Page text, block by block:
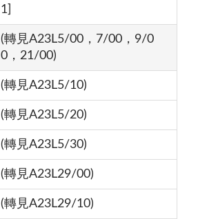
1]
(轉見A23L5/00，7/00，9/0
0，21/00)
(轉見A23L5/10)
(轉見A23L5/20)
(轉見A23L5/30)
(轉見A23L29/00)
(轉見A23L29/10)